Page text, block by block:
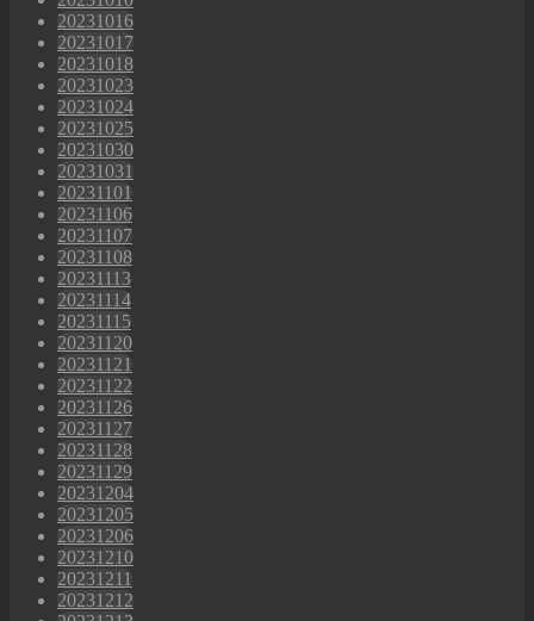
20231016
20231017
20231018
20231023
20231024
20231025
20231030
20231031
20231101
20231106
20231107
20231108
20231113
20231114
20231115
20231120
20231121
20231122
20231126
20231127
20231128
20231129
20231204
20231205
20231206
20231210
20231211
20231212